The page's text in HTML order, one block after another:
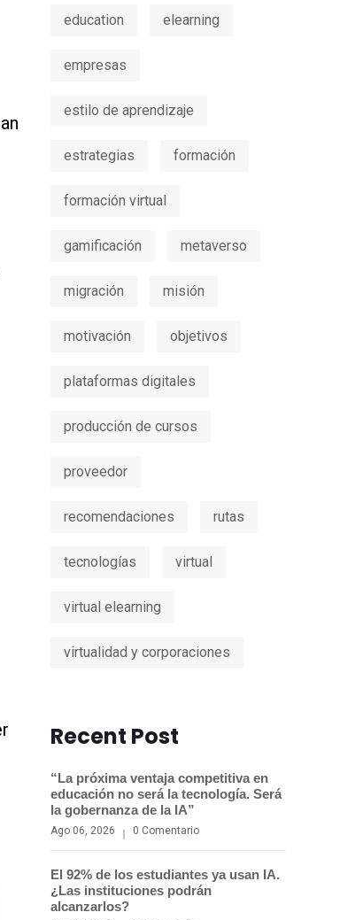
education elearning
empresas
estilo de aprendizaje
estrategias formación
formación virtual
gamificación metaverso
migración misión
motivación objetivos
plataformas digitales
producción de cursos
proveedor
recomendaciones rutas
tecnologías virtual
virtual elearning
virtualidad y corporaciones
Recent Post
“La próxima ventaja competitiva en
educación no será la tecnología. Será
la gobernanza de la IA”
Ago 06, 2026 0 Comentario
El 92% de los estudiantes ya usan IA.
¿Las instituciones podrán
alcanzarlos?